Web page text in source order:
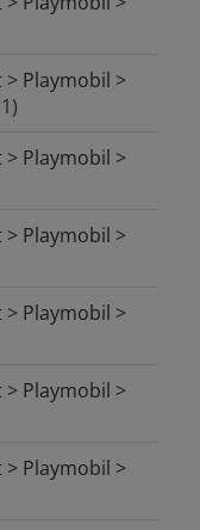
> Playmobil >
> Playmobil >
> Playmobil >
> Playmobil >
> Playmobil >
> Playmobil >